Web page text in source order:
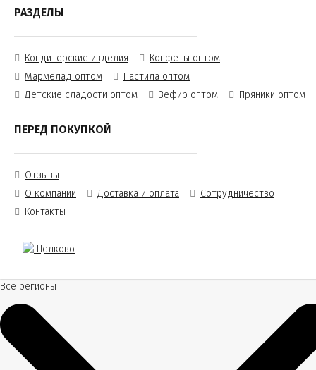
РАЗДЕЛЫ
Кондитерские изделия
Конфеты оптом
Мармелад оптом
Пастила оптом
Детские сладости оптом
Зефир оптом Пряники оптом
ПЕРЕД ПОКУПКОЙ
Отзывы
О компании
Доставка и оплата
Сотрудничество
Контакты
Все регионы